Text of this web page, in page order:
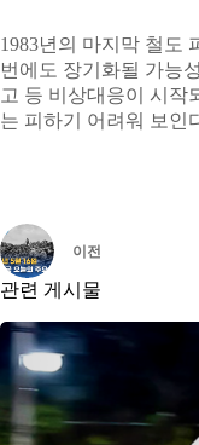
1983년의 마지막 철도
번에도 장기화될 가능
고 등 비상대응이 시작
는 피하기 어려워 보인
이전
관련 게시물